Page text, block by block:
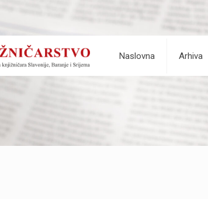
Naslovna Arhiva